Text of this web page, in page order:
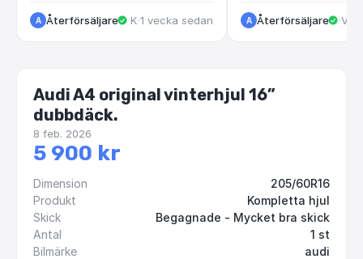
A Återförsäljare · Kungälv
·1 vecka sedan A Återförsäljare ·
Audi A4 original vinterhjul 16”
dubbdäck.
8 feb. 2026
5 900 kr
Dimension
205/60R16
Produkt
Kompletta hjul
Skick
Begagnade - Mycket bra skick
Antal
1 st
Bilmärke
audi